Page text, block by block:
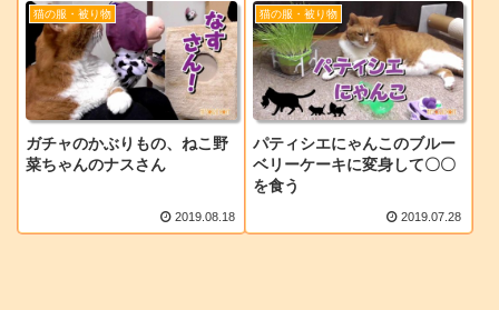
猫の服・被り物
ガチャのかぶりもの、ねこ野
菜ちゃんのナスさん
2019.08.18
猫の服・被り物
パティシエにゃんこのブルー
ベリーケーキに変身して〇〇
を食う
2019.07.28